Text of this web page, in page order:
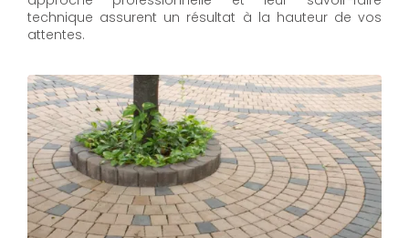
technique assurent un résultat à la hauteur de vos
attentes.